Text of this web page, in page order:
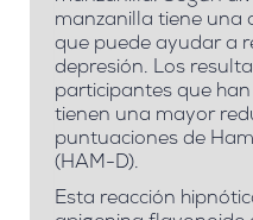
manzanilla tiene una
que puede ayudar a
depresión. Los
participantes que
tienen una mayor
puntuaciones de
(HAM-D).
Esta reacción